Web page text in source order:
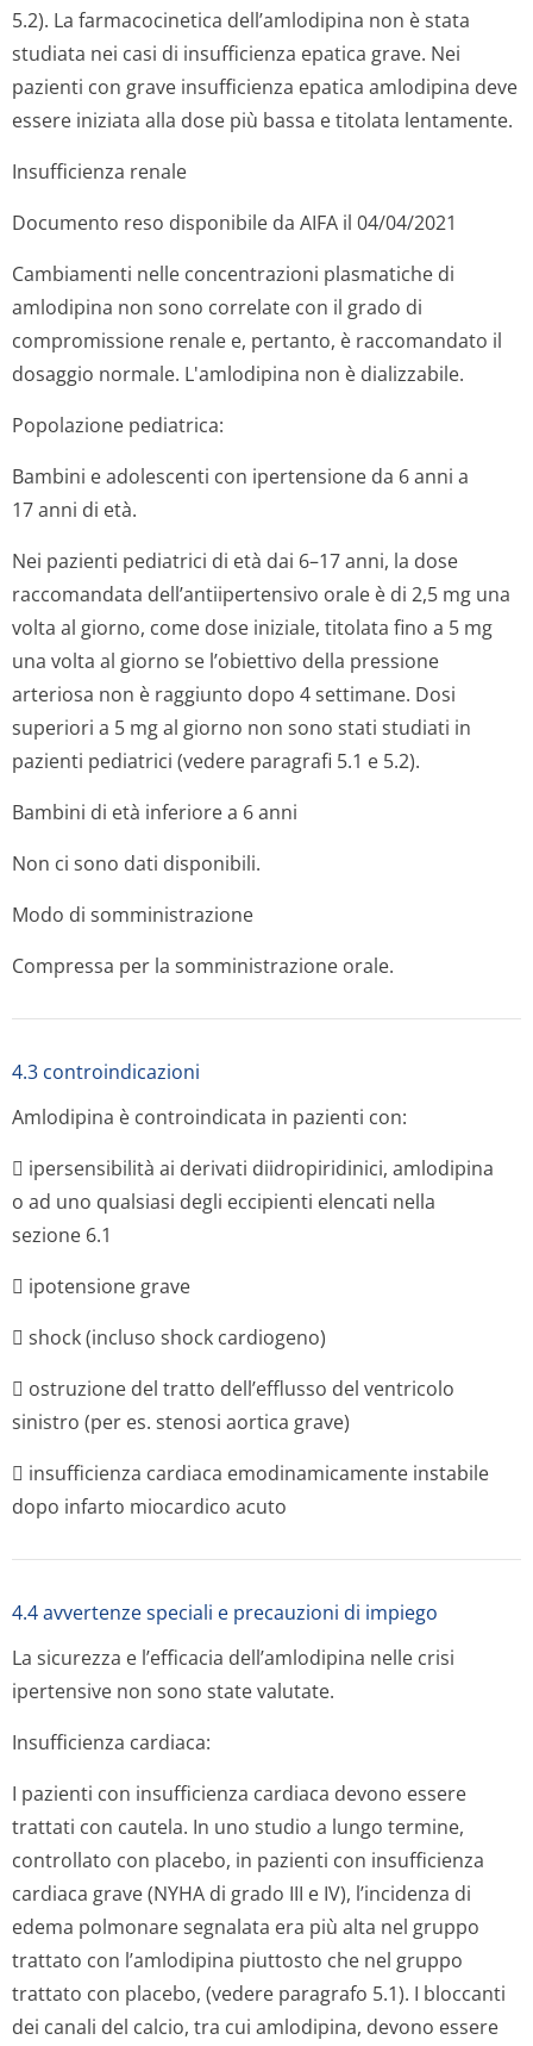
5.2). La farmacocinetica dell’amlodipina non è stata
studiata nei casi di insufficienza epatica grave. Nei
pazienti con grave insufficienza epatica amlodipina deve
essere iniziata alla dose più bassa e titolata lentamente.
Insufficienza renale
Documento reso disponibile da AIFA il 04/04/2021
Cambiamenti nelle concentrazioni plasmatiche di
amlodipina non sono correlate con il grado di
compromissione renale e, pertanto, è raccomandato il
dosaggio normale. L'amlodipina non è dializzabile.
Popolazione pediatrica:
Bambini e adolescenti con ipertensione da 6 anni a
17 anni di età.
Nei pazienti pediatrici di età dai 6–17 anni, la dose
raccomandata dell’antiiper­tensivo orale è di 2,5 mg una
volta al giorno, come dose iniziale, titolata fino a 5 mg
una volta al giorno se l’obiettivo della pressione
arteriosa non è raggiunto dopo 4 settimane. Dosi
superiori a 5 mg al giorno non sono stati studiati in
pazienti pediatrici (vedere paragrafi 5.1 e 5.2).
Bambini di età inferiore a 6 anni
Non ci sono dati disponibili.
Modo di somministrazione
Compressa per la somministrazione orale.
4.3 controindicazioni
Amlodipina è controindicata in pazienti con:
 ipersensibilità ai derivati diidropiridinici, amlodipina
o ad uno qualsiasi degli eccipienti elencati nella
sezione 6.1
 ipotensione grave
 shock (incluso shock cardiogeno)
 ostruzione del tratto dell’efflusso del ventricolo
sinistro (per es. stenosi aortica grave)
 insufficienza cardiaca emodinamicamente instabile
dopo infarto miocardico acuto
4.4 avvertenze speciali e precauzioni di impiego
La sicurezza e l’efficacia dell’amlodipina nelle crisi
ipertensive non sono state valutate.
Insufficienza cardiaca:
I pazienti con insufficienza cardiaca devono essere
trattati con cautela. In uno studio a lungo termine,
controllato con placebo, in pazienti con insufficienza
cardiaca grave (NYHA di grado III e IV), l’incidenza di
edema polmonare segnalata era più alta nel gruppo
trattato con l’amlodipina piuttosto che nel gruppo
trattato con placebo, (vedere paragrafo 5.1). I bloccanti
dei canali del calcio, tra cui amlodipina, devono essere